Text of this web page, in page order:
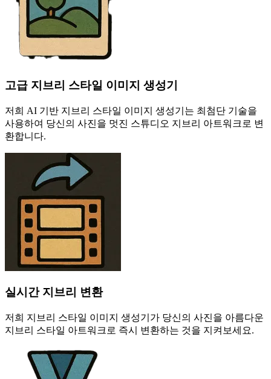
고급 지브리 스타일 이미지 생성기
저희 AI 기반 지브리 스타일 이미지 생성기는 최첨단 기술을
사용하여 당신의 사진을 멋진 스튜디오 지브리 아트워크로 변
환합니다.
실시간 지브리 변환
저희 지브리 스타일 이미지 생성기가 당신의 사진을 아름다운
지브리 스타일 아트워크로 즉시 변환하는 것을 지켜보세요.